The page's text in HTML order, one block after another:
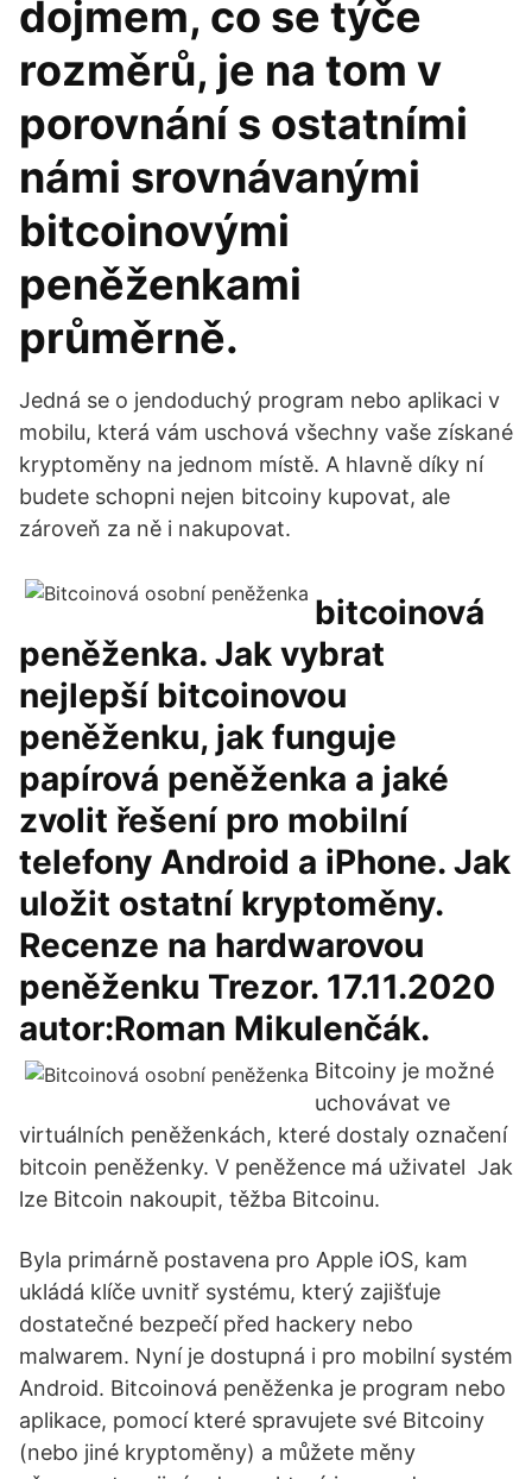
dojmem, co se týče
rozměrů, je na tom v
porovnání s ostatními
námi srovnávanými
bitcoinovými
peněženkami
průměrně.
Jedná se o jendoduchý program nebo aplikaci v
mobilu, která vám uschová všechny vaše získané
kryptoměny na jednom místě. A hlavně díky ní
budete schopni nejen bitcoiny kupovat, ale
zároveň za ně i nakupovat.
bitcoinová
peněženka. Jak vybrat
nejlepší bitcoinovou
peněženku, jak funguje
papírová peněženka a jaké
zvolit řešení pro mobilní
telefony Android a iPhone. Jak
uložit ostatní kryptoměny.
Recenze na hardwarovou
peněženku Trezor. 17.11.2020
autor:Roman Mikulenčák.
Bitcoiny je možné
uchovávat ve
virtuálních peněženkách, které dostaly označení
bitcoin peněženky. V peněžence má uživatel Jak
lze Bitcoin nakoupit, těžba Bitcoinu.
Byla primárně postavena pro Apple iOS, kam
ukládá klíče uvnitř systému, který zajišťuje
dostatečné bezpečí před hackery nebo
malwarem. Nyní je dostupná i pro mobilní systém
Android. Bitcoinová peněženka je program nebo
aplikace, pomocí které spravujete své Bitcoiny
(nebo jiné kryptoměny) a můžete měny